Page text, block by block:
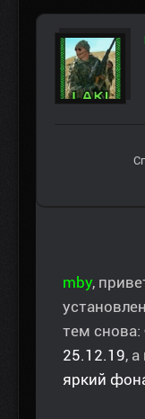
mby,
тем снова:
25.12.19, а
яркий